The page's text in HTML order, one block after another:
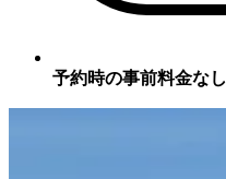
予約時の事前料金なし